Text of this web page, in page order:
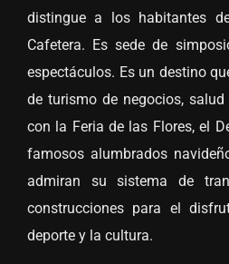
distingue a los habitantes
Cafetera. Es sede de
espectáculos. Es un destino
de turismo de negocios,
con la Feria de las Flores, el
famosos alumbrados
admiran su sistema de
construcciones para el
deporte y la cultura.